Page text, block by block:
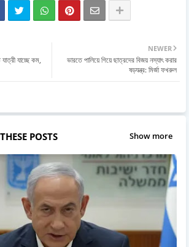
NEWER
ভারতে পালিয়ে গিয়ে ছাত্রদের বিজয় নস্যাৎ করার
ষড়যন্ত্র: মির্জা ফখরুল
যাচ্ছে কম,
POSTS Show more